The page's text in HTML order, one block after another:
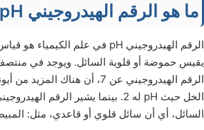
ما هو الرقم الهيدروجيني pH؟
الرقم الهيدروجيني عن 7،
السائل، أي أن سائل قلوي أو قاعدي، مثل: المبيض